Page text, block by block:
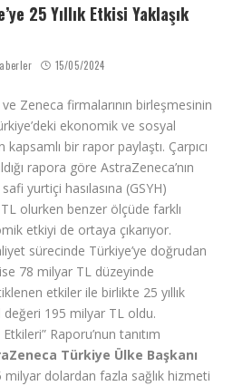
25 Yıllık Etkisi Yaklaşık
15/05/2024
Zeneca firmalarının birleşmesinin
ekonomik ve sosyal
bir rapor paylaştı. Çarpıcı
rapora göre AstraZeneca’nın
yurtiçi hasılasına (GSYH)
olurken benzer ölçüde farklı
etkiyi de ortaya çıkarıyor.
sürecinde Türkiye’ye doğrudan
ise 78 milyar TL düzeyinde
etkiler ile birlikte 25 yıllık
değeri 195 milyar TL oldu.
Raporu’nun tanıtım
Türkiye Ülke Başkanı
milyar dolardan fazla sağlık hizmeti